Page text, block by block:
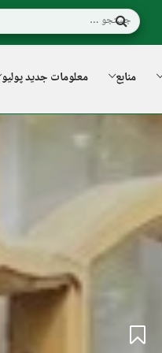
منابع معلومات جدید پولیو